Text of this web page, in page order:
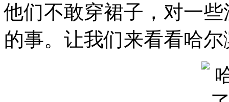
他们不敢穿裙子，对一
的事。让我们来看看哈